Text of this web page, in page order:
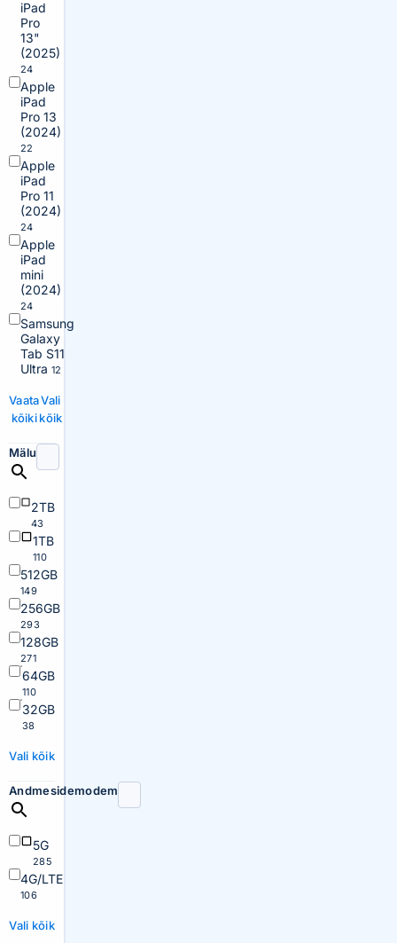
iPad
Pro
13"
(2025)
24
Apple
iPad
Pro 13
(2024)
22
Apple
iPad
Pro 11
(2024)
24
Apple
iPad
mini
(2024)
24
Samsung
Galaxy
Tab S11
Ultra 12
Vaata
kõiki
Vali
kõik
Mälu
2TB
43
1TB
110
512GB
149
256GB
293
128GB
271
64GB
110
32GB
38
Vali kõik
Andmesidemodem
5G
285
4G/LTE
106
Vali kõik